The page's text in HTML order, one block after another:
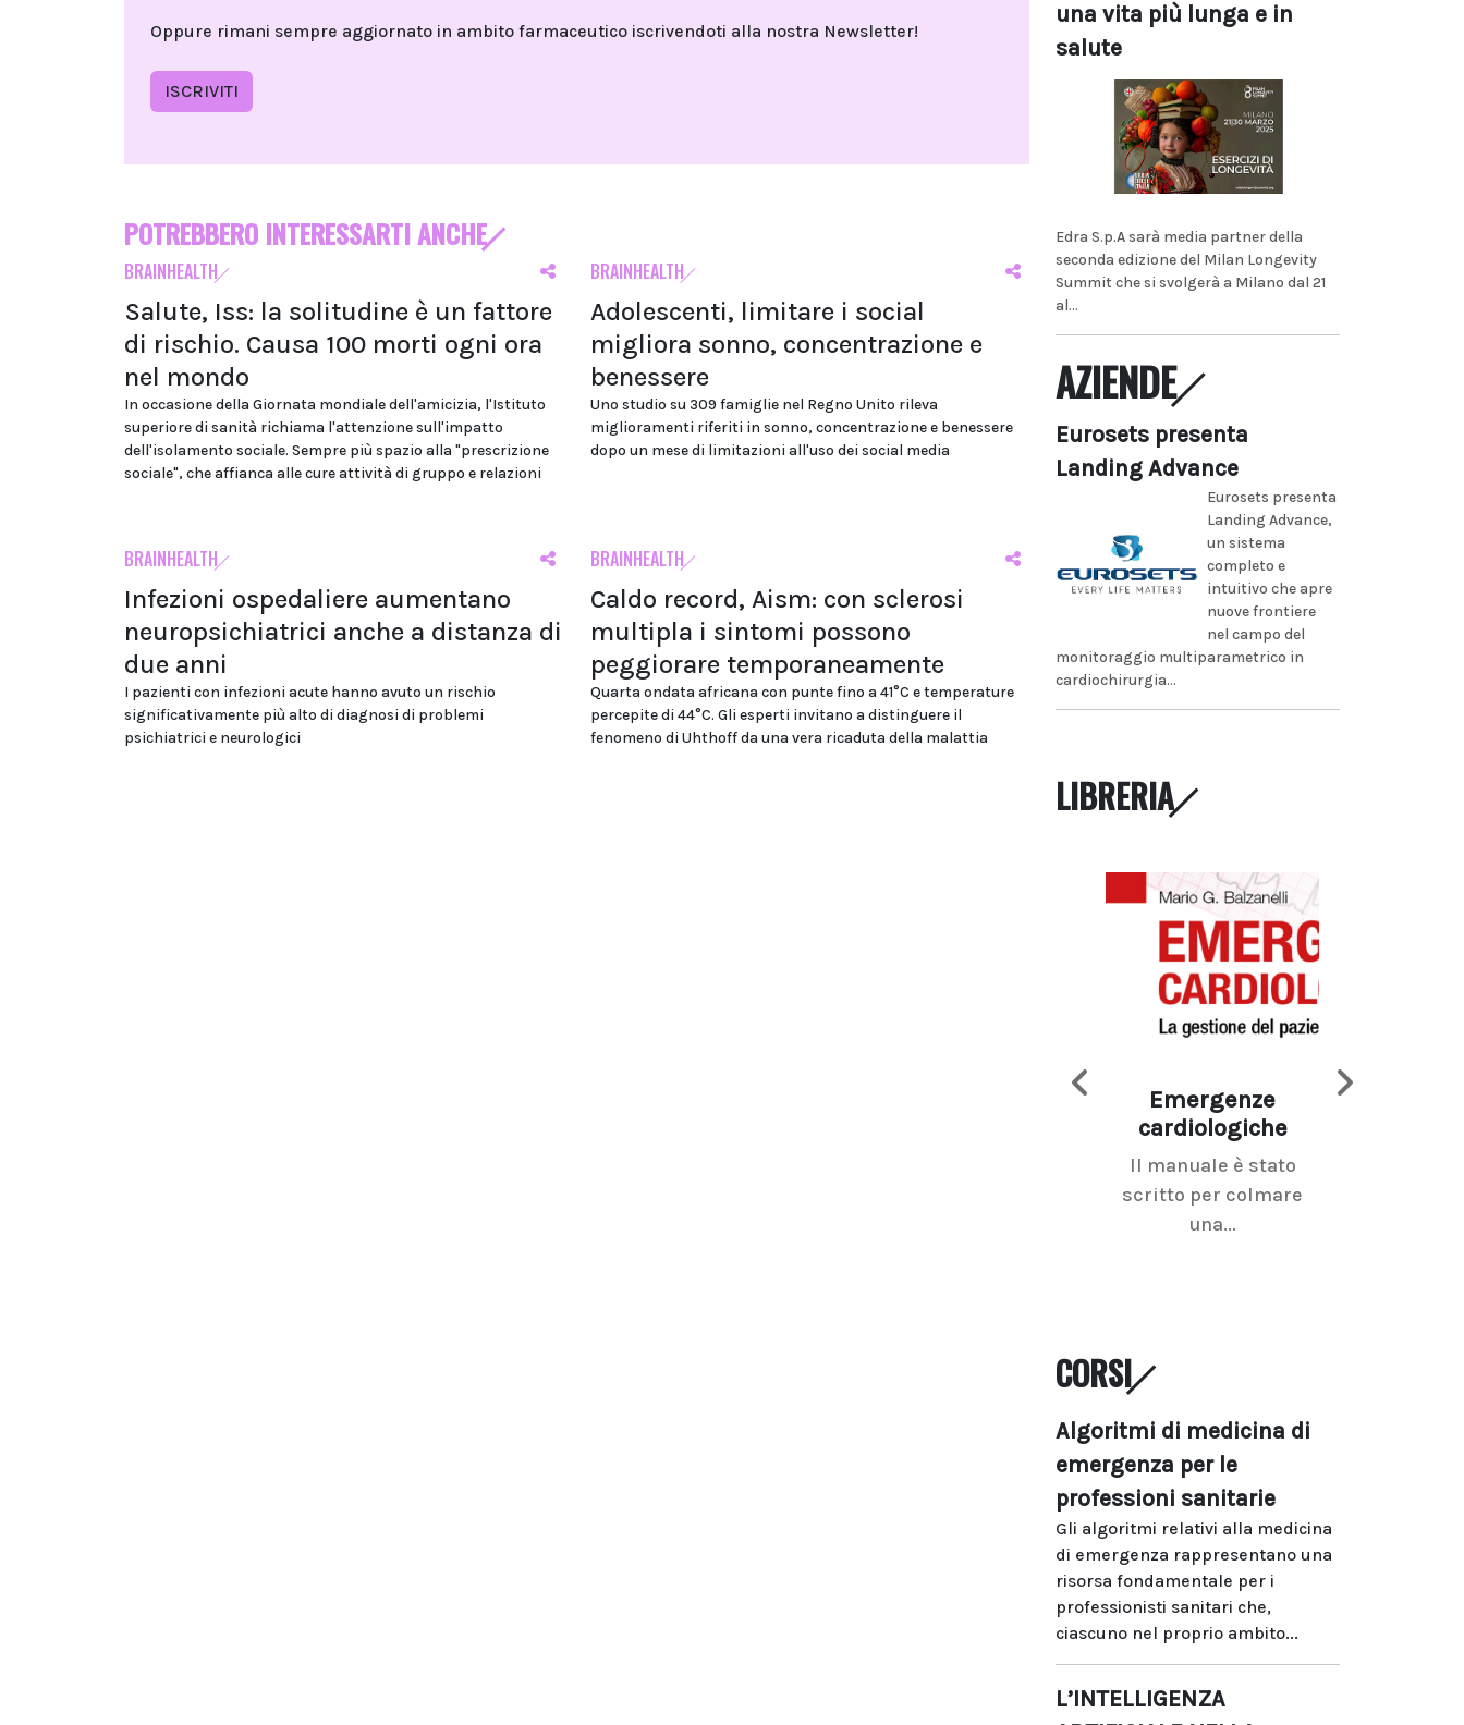
Oppure rimani sempre aggiornato in ambito farmaceutico iscrivendoti alla nostra Newsletter!
ISCRIVITI
POTREBBERO INTERESSARTI ANCHE
BRAINHEALTH
Salute, Iss: la solitudine è un fattore
di rischio. Causa 100 morti ogni ora
nel mondo
In occasione della Giornata mondiale dell'amicizia, l'Istituto
superiore di sanità richiama l'attenzione sull'impatto
dell'isolamento sociale. Sempre più spazio alla "prescrizione
sociale", che affianca alle cure attività di gruppo e relazioni
BRAINHEALTH
Adolescenti, limitare i social
migliora sonno, concentrazione e
benessere
Uno studio su 309 famiglie nel Regno Unito rileva
miglioramenti riferiti in sonno, concentrazione e benessere
dopo un mese di limitazioni all'uso dei social media
BRAINHEALTH
Infezioni ospedaliere aumentano
neuropsichiatrici anche a distanza di
due anni
I pazienti con infezioni acute hanno avuto un rischio
significativamente più alto di diagnosi di problemi
psichiatrici e neurologici
BRAINHEALTH
Caldo record, Aism: con sclerosi
multipla i sintomi possono
peggiorare temporaneamente
Quarta ondata africana con punte fino a 41°C e temperature
percepite di 44°C. Gli esperti invitano a distinguere il
fenomeno di Uhthoff da una vera ricaduta della malattia
una vita più lunga e in
salute
Edra S.p.A sarà media partner della
seconda edizione del Milan Longevity
Summit che si svolgerà a Milano dal 21
al...
AZIENDE
Eurosets presenta
Landing Advance
Eurosets presenta
Landing Advance,
un sistema
completo e
intuitivo che apre
nuove frontiere
nel campo del
monitoraggio multiparametrico in
cardiochirurgia...
LIBRERIA
Emergenze
cardiologiche
Il manuale è stato
scritto per colmare
una...
CORSI
Algoritmi di medicina di
emergenza per le
professioni sanitarie
Gli algoritmi relativi alla medicina
di emergenza rappresentano una
risorsa fondamentale per i
professionisti sanitari che,
ciascuno nel proprio ambito...
L’INTELLIGENZA